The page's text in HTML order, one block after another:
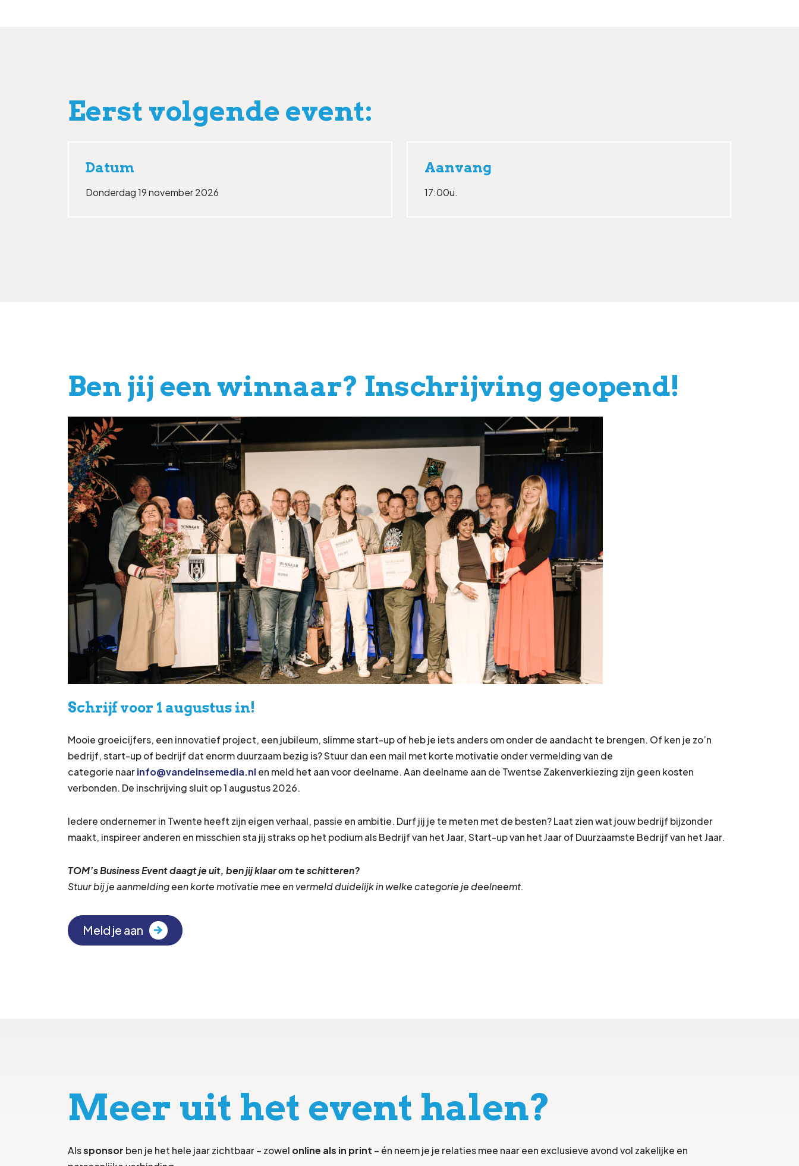
Eerst volgende event:
Datum
Donderdag 19 november 2026
Aanvang
17:00u.
Ben jij een winnaar? Inschrijving geopend!
Schrijf voor 1 augustus in!
Mooie groeicijfers, een innovatief project, een jubileum, slimme start-up of heb je iets anders om onder de aandacht te brengen. Of ken je zo’n
bedrijf, start-up of bedrijf dat enorm duurzaam bezig is? Stuur dan een mail met korte motivatie onder vermelding van de
categorie naar info@vandeinsemedia.nl en meld het aan voor deelname. Aan deelname aan de Twentse Zakenverkiezing zijn geen kosten
verbonden. De inschrijving sluit op 1 augustus 2026.
Iedere ondernemer in Twente heeft zijn eigen verhaal, passie en ambitie. Durf jij je te meten met de besten? Laat zien wat jouw bedrijf bijzonder
maakt, inspireer anderen en misschien sta jij straks op het podium als Bedrijf van het Jaar, Start-up van het Jaar of Duurzaamste Bedrijf van het Jaar.
TOM’s Business Event daagt je uit, ben jij klaar om te schitteren?
Stuur bij je aanmelding een korte motivatie mee en vermeld duidelijk in welke categorie je deelneemt.
Meld je aan
Meer uit het event halen?
Alssponsor ben je het hele jaar zichtbaar – zowel online als in print – én neem je je relaties mee naar een exclusieve avond vol zakelijke en